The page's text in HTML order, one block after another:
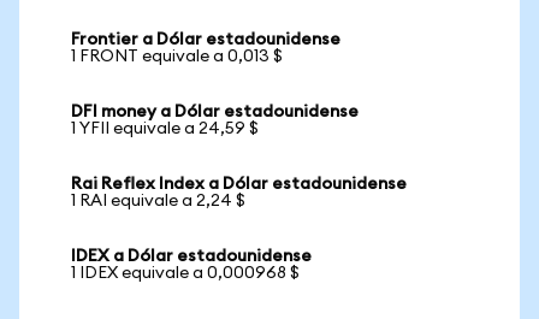
Frontier a Dólar estadounidense
1 FRONT equivale a 0,013 $
DFI money a Dólar estadounidense
1 YFII equivale a 24,59 $
Rai Reflex Index a Dólar estadounidense
1 RAI equivale a 2,24 $
IDEX a Dólar estadounidense
1 IDEX equivale a 0,000968 $